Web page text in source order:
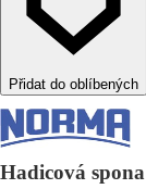
Hadicová